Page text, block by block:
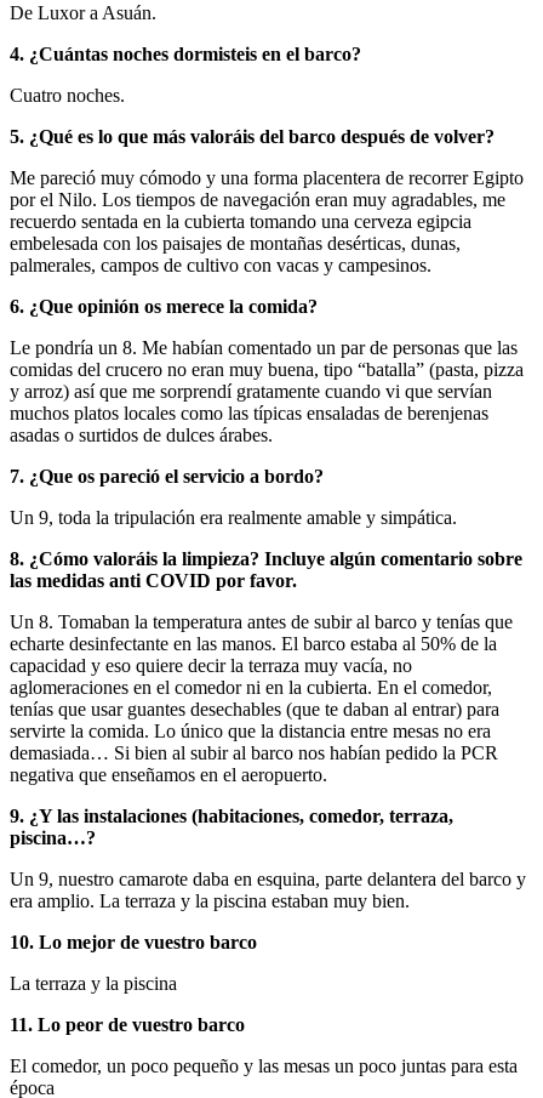
De Luxor a Asuán.
4. ¿Cuántas noches dormisteis en el barco?
Cuatro noches.
5. ¿Qué es lo que más valoráis del barco después de volver?
Me pareció muy cómodo y una forma placentera de recorrer Egipto
por el Nilo. Los tiempos de navegación eran muy agradables, me
recuerdo sentada en la cubierta tomando una cerveza egipcia
embelesada con los paisajes de montañas desérticas, dunas,
palmerales, campos de cultivo con vacas y campesinos.
6. ¿Que opinión os merece la comida?
Le pondría un 8. Me habían comentado un par de personas que las
comidas del crucero no eran muy buena, tipo “batalla” (pasta, pizza
y arroz) así que me sorprendí gratamente cuando vi que servían
muchos platos locales como las típicas ensaladas de berenjenas
asadas o surtidos de dulces árabes.
7. ¿Que os pareció el servicio a bordo?
Un 9, toda la tripulación era realmente amable y simpática.
8. ¿Cómo valoráis la limpieza? Incluye algún comentario sobre
las medidas anti COVID por favor.
Un 8. Tomaban la temperatura antes de subir al barco y tenías que
echarte desinfectante en las manos. El barco estaba al 50% de la
capacidad y eso quiere decir la terraza muy vacía, no
aglomeraciones en el comedor ni en la cubierta. En el comedor,
tenías que usar guantes desechables (que te daban al entrar) para
servirte la comida. Lo único que la distancia entre mesas no era
demasiada… Si bien al subir al barco nos habían pedido la PCR
negativa que enseñamos en el aeropuerto.
9. ¿Y las instalaciones (habitaciones, comedor, terraza,
piscina…?
Un 9, nuestro camarote daba en esquina, parte delantera del barco y
era amplio. La terraza y la piscina estaban muy bien.
10. Lo mejor de vuestro barco
La terraza y la piscina
11. Lo peor de vuestro barco
El comedor, un poco pequeño y las mesas un poco juntas para esta
época